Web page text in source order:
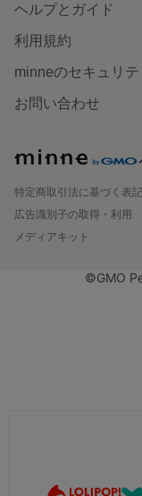
ヘルプとガイド
利用規約
minneのセキュリテ
お問い合わせ
特定商取引法に基づく表記
広告識別子の取得・利用
メディアキット
©GMO